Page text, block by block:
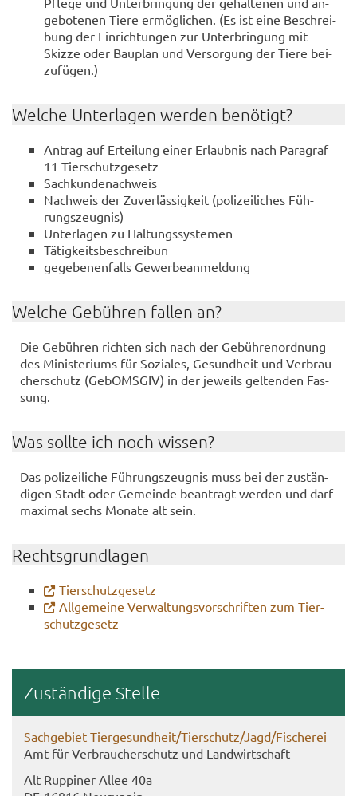
ge­bo­te­nen Tiere er­mög­li­chen. (Es ist eine Be­schrei­
bung der Ein­rich­tun­gen zur Un­ter­brin­gung mit
Skiz­ze oder Bau­plan und Ver­sor­gung der Tiere bei­
zu­fü­gen.)
Wel­che Un­ter­la­gen wer­den be­nö­tigt?
An­trag auf Er­tei­lung einer Er­laub­nis nach Pa­ra­graf
11 Tier­schutz­ge­setz
Sach­kun­de­nach­weis
Nach­weis der Zu­ver­läs­sig­keit (po­li­zei­li­ches Füh­
rungs­zeug­nis)
Un­ter­la­gen zu Hal­tungs­sys­te­men
Tä­tig­keits­be­schrei­bun
ge­ge­be­nen­falls Ge­wer­be­an­mel­dung
Wel­che Ge­büh­ren fal­len an?
Die Ge­büh­ren rich­ten sich nach der Ge­büh­ren­ord­nung
des Mi­nis­te­ri­ums für So­zia­les, Ge­sund­heit und Ver­brau­
cher­schutz (Ge­bOMS­GIV) in der je­weils gel­ten­den Fas­
sung.
Was soll­te ich noch wis­sen?
Das po­li­zei­li­che Füh­rungs­zeug­nis muss bei der zu­stän­
di­gen Stadt oder Ge­mein­de be­an­tragt wer­den und darf
ma­xi­mal sechs Mo­na­te alt sein.
Rechts­grund­la­gen
Tier­schutz­ge­setz
All­ge­mei­ne Ver­wal­tungs­vor­schrif­ten zum Tier­
schutz­ge­setz
Zu­stän­di­ge Stel­le
Sach­ge­biet Tier­ge­sund­heit/Tier­schutz/Jagd/Fi­sche­rei
Amt für Ver­brau­cher­schutz und Land­wirt­schaft
Alt Rup­pi­ner Allee 40a